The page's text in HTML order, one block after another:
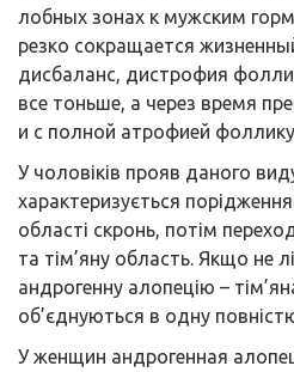
лобных зонах к мужским
резко сокращается
дисбаланс, дистрофия
все тоньше, а через время
и с полной атрофией
У чоловіків прояв даного
характеризується
області скронь, потім
та тім’яну область. Якщо не
андрогенну алопецію –
об’єднуються в одну
У женщин андрогенная